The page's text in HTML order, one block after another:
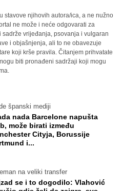
stavove njihovih autora/ica, a ne nužno
ne može i neće odgovarati za
vrijeđanja, psovanja i vulgaran
i objašnjenja, ali to ne obavezuje
koji krše pravila. Čitanjem prihvatate
biti pronađeni sadržaji koji mogu
španski mediji
nada Barcelone napušta
može birati između
Cityja, Borussije
i...
na veliki transfer
se i to dogodilo: Vlahović